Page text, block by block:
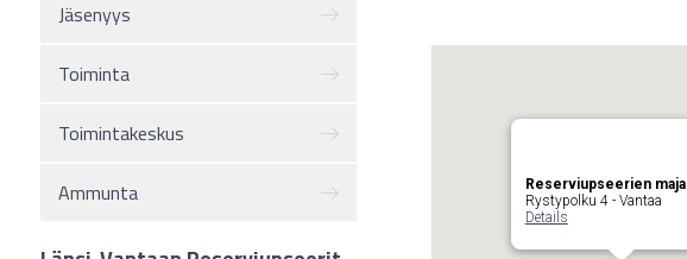
Jäsenyys
Toiminta
Toimintakeskus
Ammunta
Reserviupseerien maja
Rystypolku 4 - Vantaa
Details